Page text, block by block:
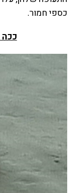
כספי חמור.